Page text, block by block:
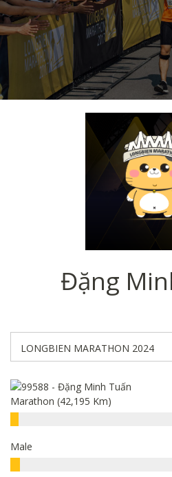
Đặng
Marathon (42,195 Km)
Male